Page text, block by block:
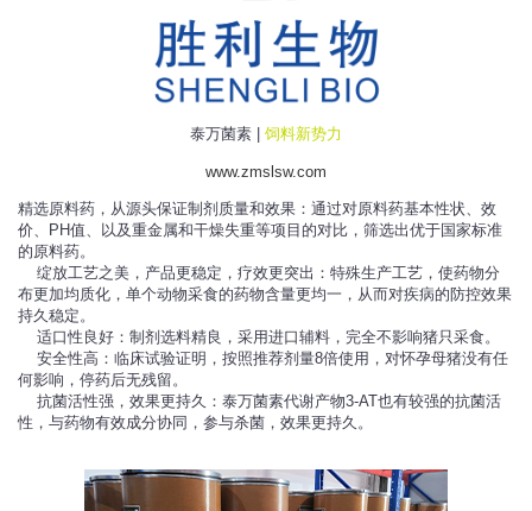
泰万菌素 | 饲料新势力
www.zmslsw.com
精选原料药，从源头保证制剂质量和效果：通过对原料药基本性状、效
价、PH值、以及重金属和干燥失重等项目的对比，筛选出优于国家标准
的原料药。
绽放工艺之美，产品更稳定，疗效更突出：特殊生产工艺，使药物分
布更加均质化，单个动物采食的药物含量更均一，从而对疾病的防控效果
持久稳定。
适口性良好：制剂选料精良，采用进口辅料，完全不影响猪只采食。
安全性高：临床试验证明，按照推荐剂量8倍使用，对怀孕母猪没有任
何影响，停药后无残留。
抗菌活性强，效果更持久：泰万菌素代谢产物3-AT也有较强的抗菌活
性，与药物有效成分协同，参与杀菌，效果更持久。